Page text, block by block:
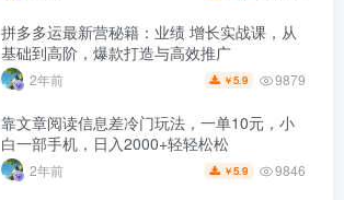
拼多多运最新营秘籍：业绩 增长实战课，从
基础到高阶，爆款打造与高效推广
2年前 ￥5.9 9879
靠文章阅读信息差冷门玩法，一单10元，小
白一部手机，日入2000+轻轻松松
2年前 ￥5.9 9846